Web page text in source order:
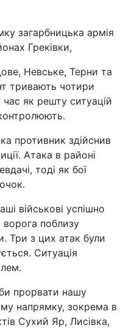
загарбницька армія
Греківки,
Невське, Терни та
тривають чотири
час як решту ситуацій
противник здійснив
Атака в районі
тоді як бої
військові успішно
ворога поблизу
Три з цих атак були
Ситуація
прорвати нашу
напрямку, зокрема в
Сухий Яр, Лисівка,